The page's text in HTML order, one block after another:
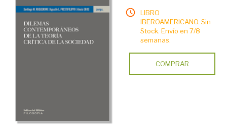
LIBRO
IBEROAMERICANO. Sin
Stock. Envío en 7/8
semanas.
COMPRAR